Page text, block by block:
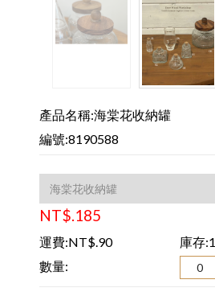
產品名稱:海棠花收納罐
編號:8190588
NT$.185
運費:NT$.90
庫存
數量: